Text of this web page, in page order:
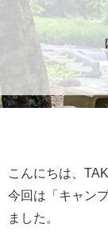
こんにちは、
今回は「キャン
ました。